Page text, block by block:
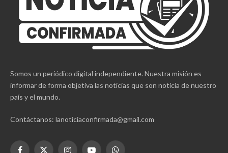
Somos un periódico digital independiente. Nuestra misión es
informar de forma objetiva las noticias que son noticia de nuestro
país y el mundo.
Contáctanos: lanoticiaconfirmada@gmail.com